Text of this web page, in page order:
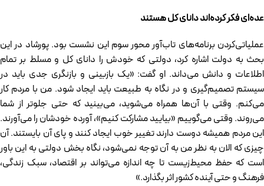
عده‌ای فکر کرده‌اند دانای کل هستند
عملیاتی‌کردن برنامه‌های تاب‌آور محور سوم این نشست بود. پورشاد در این
بحث به دولت اشاره کرد، دولتی که خودش را دانای کل و مسلط بر تمام
اطلاعات و دانش می‌داند. او گفت: «یک بازبینی و بازنگری جدی باید در
سیستم تصمیم‌گیری و در نگاه به طبیعت باید ایجاد شود. من با مردم کار
می‌کنم. وقتی با آن‌ها همراه می‌شوید، می‌بینید که حتی جلوتر از شما
می‌روند. وقتی می‌گوییم «بیایید مشارکت کنیم»، آورده خودشان را می‌آورند.
این مردم همیشه دوست دارند تغییر خوب ایجاد کنند و پای آن بایستند. آن
چیزی که الان به نظر من به آن توجه نمی‌شود، نگاه بخش دولتی به این باور
است که حفظ محیط‌زیست تا چه اندازه می‌تواند بر اقتصاد، سبک زندگی،
فرهنگ و حتی آینده کشور اثر بگذارد.»